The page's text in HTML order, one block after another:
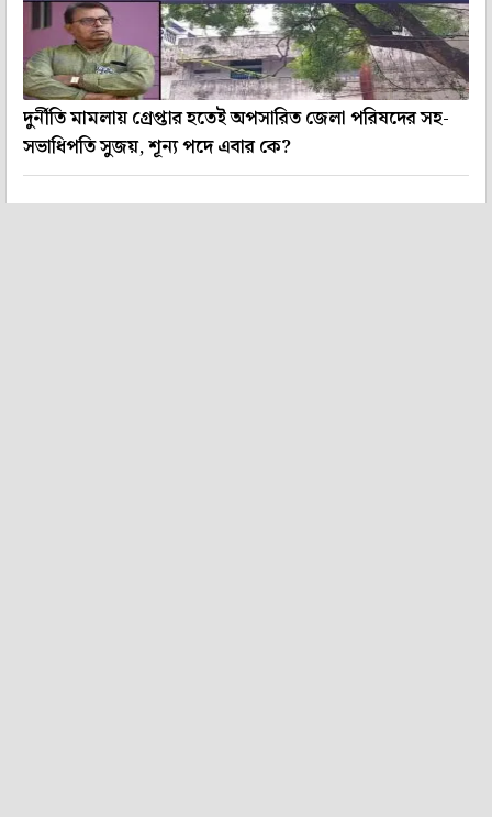
দুর্নীতি মামলায় গ্রেপ্তার হতেই অপসারিত জেলা পরিষদের সহ-
সভাধিপতি সুজয়, শূন্য পদে এবার কে?